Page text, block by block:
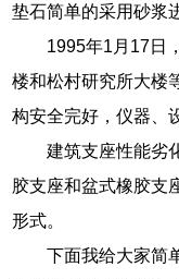
垫石简单的采用砂浆
1995年1月17日
楼和松村研究所大楼
构安全完好，仪器、
建筑支座性能劣
胶支座和盆式橡胶支
形式。
下面我给大家简